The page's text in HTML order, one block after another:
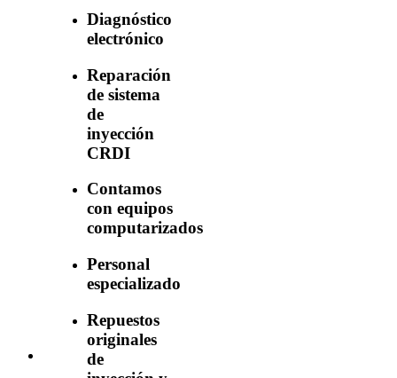
Diagnóstico
electrónico
Reparación
de sistema
de
inyección
CRDI
Contamos
con equipos
computarizados
Personal
especializado
Repuestos
originales
de